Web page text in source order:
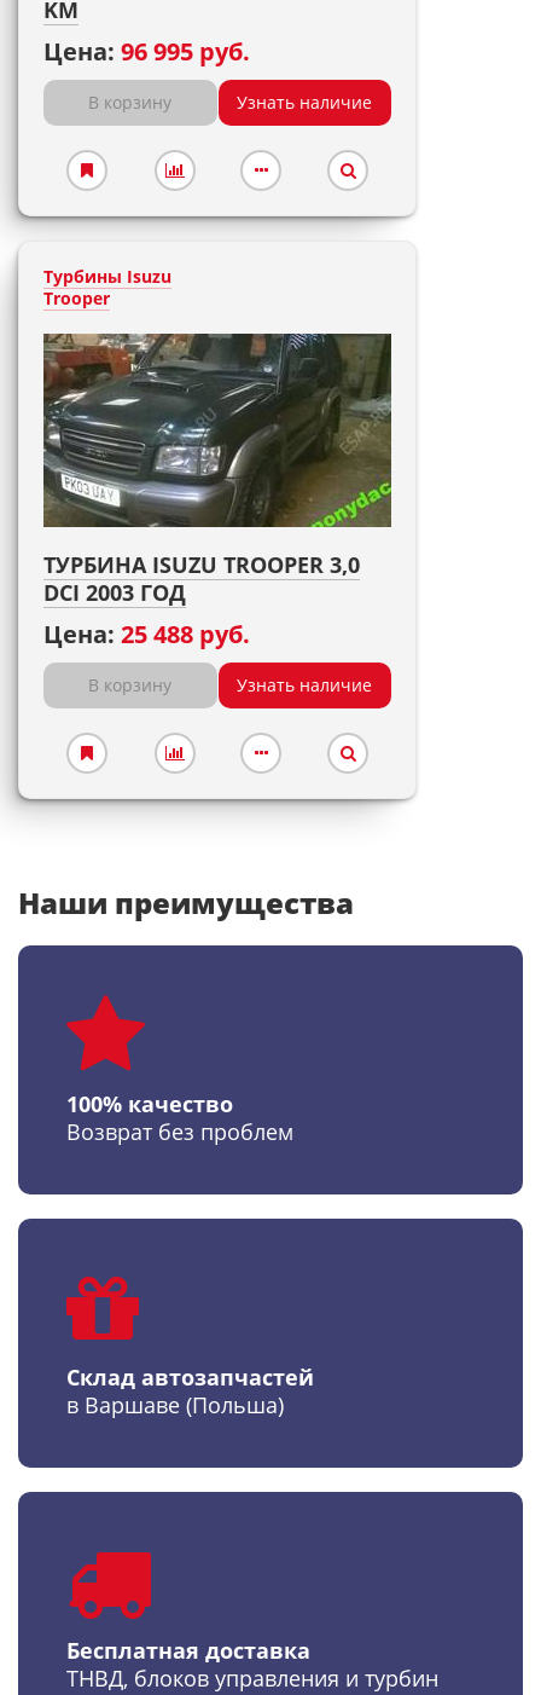
KM
Цена: 96 995 руб.
В корзину Узнать наличие
Турбины Isuzu
Trooper
ТУРБИНА ISUZU TROOPER 3,0
DCI 2003 ГОД
Цена: 25 488 руб.
В корзину Узнать наличие
Наши преимущества
100% качество
Возврат без проблем
Склад автозапчастей
в Варшаве (Польша)
Бесплатная доставка
ТНВД, блоков управления и турбин